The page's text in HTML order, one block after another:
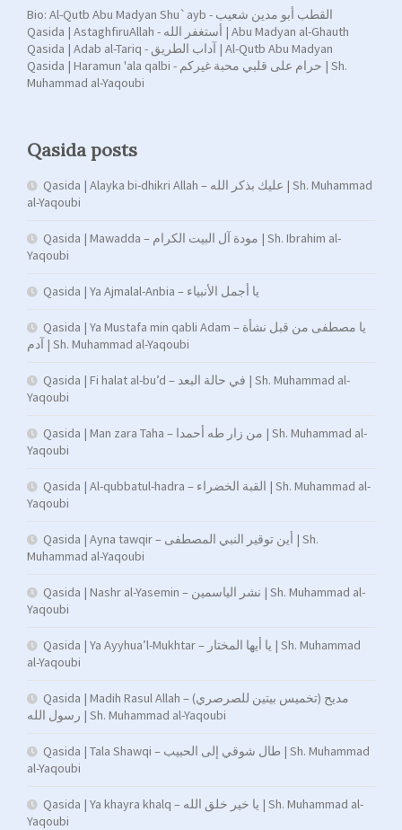
Bio: Al-Qutb Abu Madyan Shu`ayb - القطب أبو مدين شعيب
Qasida | AstaghfiruAllah - أستغفر الله | Abu Madyan al-Ghauth
Qasida | Adab al-Tariq - آداب الطريق | Al-Qutb Abu Madyan
Qasida | Haramun 'ala qalbi - حرام على قلبي محبة غيركم | Sh.
Muhammad al-Yaqoubi
Qasida posts
Qasida | Alayka bi-dhikri Allah – عليك بذكر الله | Sh. Muhammad
al-Yaqoubi
Qasida | Mawadda – مودة آل البيت الكرام | Sh. Ibrahim al-
Yaqoubi
Qasida | Ya Ajmalal-Anbia – يا أجمل الأنبياء
Qasida | Ya Mustafa min qabli Adam – يا مصطفى من قبل نشأة
آدم | Sh. Muhammad al-Yaqoubi
Qasida | Fi halat al-bu’d – في حالة البعد | Sh. Muhammad al-
Yaqoubi
Qasida | Man zara Taha – من زار طه أحمدا | Sh. Muhammad al-
Yaqoubi
Qasida | Al-qubbatul-hadra – القبة الخضراء | Sh. Muhammad al-
Yaqoubi
Qasida | Ayna tawqir – أين توقير النبي المصطفى | Sh.
Muhammad al-Yaqoubi
Qasida | Nashr al-Yasemin – نشر الياسمين | Sh. Muhammad al-
Yaqoubi
Qasida | Ya Ayyhua’l-Mukhtar – يا أيها المختار | Sh. Muhammad
al-Yaqoubi
Qasida | Madih Rasul Allah – (تخميس بيتين للصرصري) مديح
رسول الله | Sh. Muhammad al-Yaqoubi
Qasida | Tala Shawqi – طال شوقي إلى الحبيب | Sh. Muhammad
al-Yaqoubi
Qasida | Ya khayra khalq – يا خير خلق الله | Sh. Muhammad al-
Yaqoubi